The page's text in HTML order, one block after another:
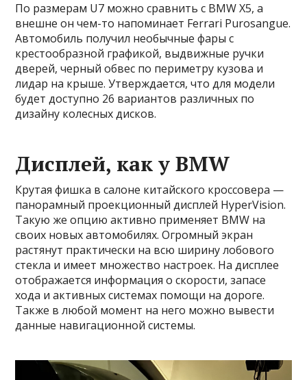
По размерам U7 можно сравнить с BMW X5, а
внешне он чем-то напоминает Ferrari Purosangue.
Автомобиль получил необычные фары с
крестообразной графикой, выдвижные ручки
дверей, черный обвес по периметру кузова и
лидар на крыше. Утверждается, что для модели
будет доступно 26 вариантов различных по
дизайну колесных дисков.
Дисплей, как у BMW
Крутая фишка в салоне китайского кроссовера —
панорамный проекционный дисплей HyperVision.
Такую же опцию активно применяет BMW на
своих новых автомобилях. Огромный экран
растянут практически на всю ширину лобового
стекла и имеет множество настроек. На дисплее
отображается информация о скорости, запасе
хода и активных системах помощи на дороге.
Также в любой момент на него можно вывести
данные навигационной системы.